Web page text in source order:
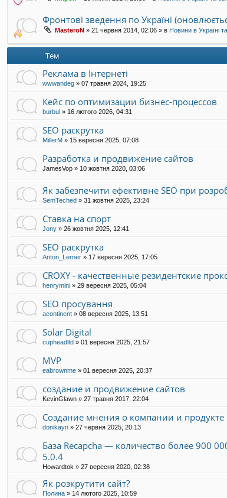
Фронтові зведення по Україні
MasteroN » 21 червня 2014, 02:06 » в Новини в Україні та
Тем
Реклама в Інтернеті
wwwandeg » 07 травня 2024, 19:25
Кейс по оптимизации бизнес-процессов
burbul » 16 лютого 2026, 04:31
SEO раскрутка
MillerM » 15 вересня 2025, 07:08
Разработка и продвижение сайтов
JamesVop » 10 жовтня 2020, 03:06
Як забезпечити ефективне SEO при
SemTeched » 31 жовтня 2025, 23:24
Ставка на спорт
Jony » 26 жовтня 2025, 12:41
SEO раскрутка
Anton_Lerner » 17 вересня 2025, 17:05
CROXY - качественные резидентские
henrymini » 29 вересня 2025, 05:04
SEO просування
acontinent » 08 вересня 2025, 13:51
Solar Digital
cupheadltd » 01 вересня 2025, 21:57
MVP
eabrownme » 01 вересня 2025, 20:37
создание и продвижение сайтов
KevinGlawn » 27 травня 2017, 22:04
Создание мнения о компании и продукте
donikayn » 27 червня 2025, 20:13
База Recapcha — количество более 900
5.0.4
Howardtok » 27 вересня 2020, 02:38
Як розкрутити сайт?
Полина » 14 лютого 2025, 10:59